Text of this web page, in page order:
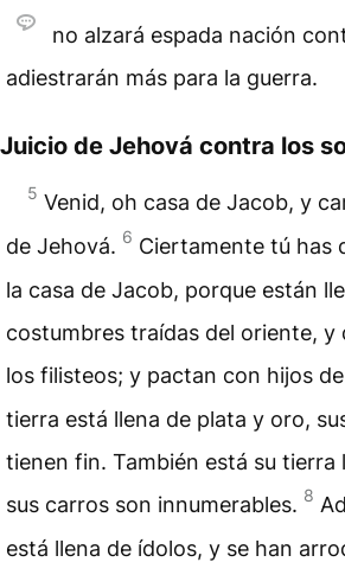
no alzará espada nación
adiestrarán más para la guerra.
Juicio de Jehová contra los
5 Venid, oh casa de Jacob, y
de Jehová. 6 Ciertamente tú has
la casa de Jacob, porque están
costumbres traídas del oriente, y
los filisteos; y pactan con hijos
tierra está llena de plata y oro,
tienen fin. También está su tierra
sus carros son innumerables. 8
está llena de ídolos, y se han